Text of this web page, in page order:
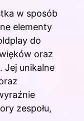
w sposób
elementy
do
oraz
Jej unikalne
zespołu,